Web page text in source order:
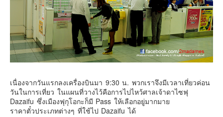
เนื่องจากวันแรกลงเครื่องบินมา 9:30 น. พวกเราจึงมีเวลาเที่ยวค่อน
วันในการเที่ยว ในแผนที่วางไว้คือการไปไหว้ศาลเจ้าดาไซฟุ
Dazaifu ซึ่งเมืองฟุกุโอกะก็มี Pass ให้เลือกอยู่มากมาย
ราคาตั๋วประเภทต่างๆ ที่ใช้ไป Dazaifu ได้